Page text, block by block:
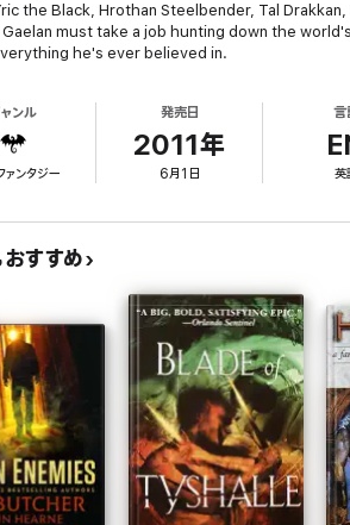
the Black, Hrothan Steelbender, Tal Drakkan,
must take a job hunting down the
he's ever believed in.
ンル
ンタジー
発売日
2011年
6月1日
言
英
おすすめ